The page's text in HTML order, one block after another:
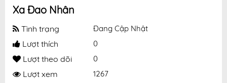
Xa Đao Nhân
Tình trạng Đang Cập Nhật
Lượt thích 0
Lượt theo dõi 0
Lượt xem 1267